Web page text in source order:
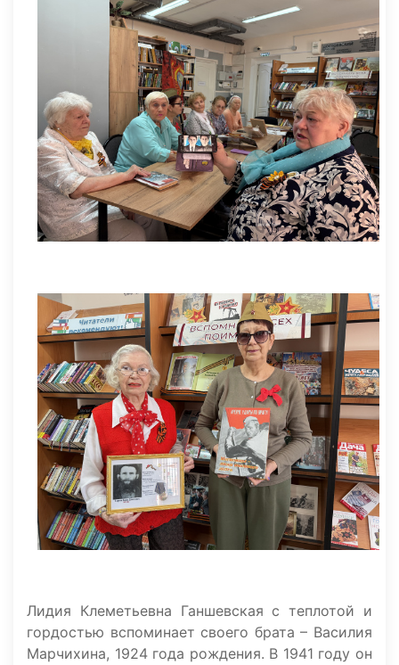
Лидия Клеметьевна Ганшевская с теплотой и
гордостью вспоминает своего брата – Василия
Марчихина, 1924 года рождения. В 1941 году он